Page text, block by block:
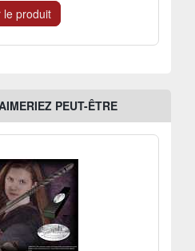
le produit
PEUT-ÊTRE